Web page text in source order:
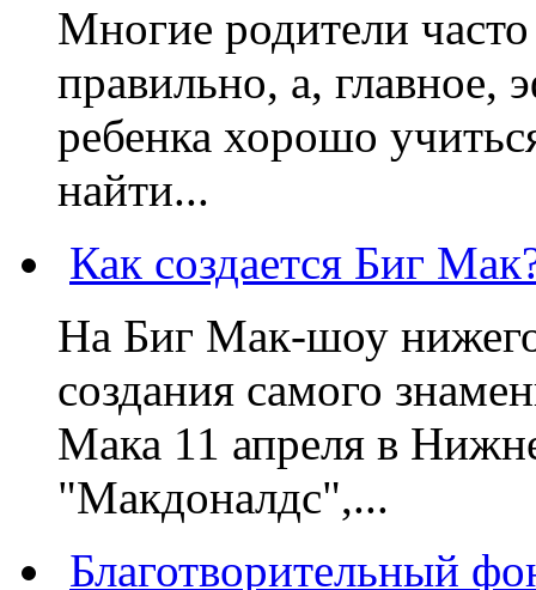
Многие родители
правильно, а, главное,
ребенка хорошо
найти...
Как создается Биг
На Биг Мак-шоу
создания самого
Мака 11 апреля в
"Макдоналдс",...
Благотворительный